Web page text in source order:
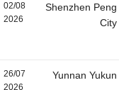
02/08
2026
Shenzhen Peng
City
26/07
2026
Yunnan Yukun